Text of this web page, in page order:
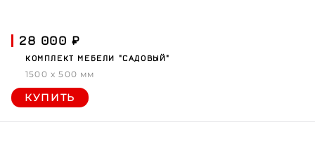
28 000 ₽
КОМПЛЕКТ МЕБЕЛИ "САДОВЫЙ"
1500 x 500 мм
КУПИТЬ